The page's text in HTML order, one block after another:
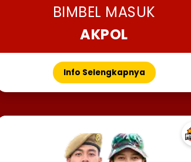
BIMBEL MASUK
AKPOL
Info Selengkapnya